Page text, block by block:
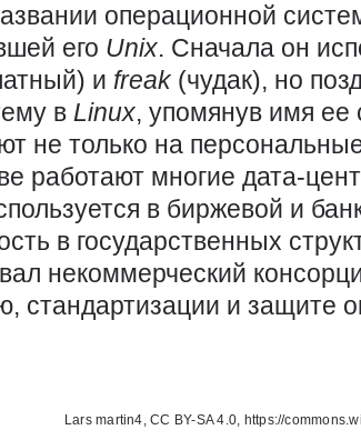
операционной
его Unix. Сначала он
и freak (чудак), но
в Linux, упомянув имя ее
не только на
работают многие дата-
в биржевой и
в государственных
некоммерческий
стандартизации и защите
Использованные источники:
Lars martin4, CC BY-SA 4.0, https://